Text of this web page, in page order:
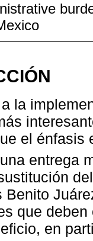
la
el énfasis
entrega
Benito
que
en